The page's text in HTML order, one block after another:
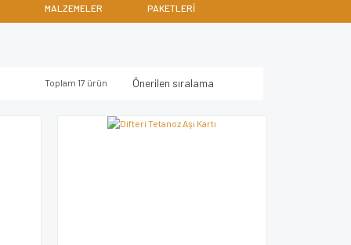
MALZEMELER
PAKETLERİ
Toplam 17 ürün